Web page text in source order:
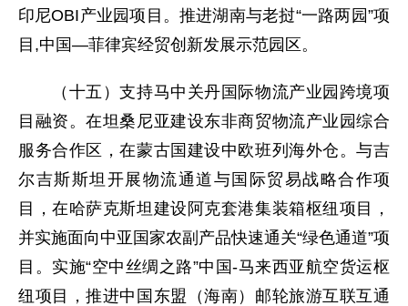
印尼OBI产业园项目。推进湖南与老挝“一路两园”项
目,中国—菲律宾经贸创新发展示范园区。
（十五）支持马中关丹国际物流产业园跨境项
目融资。在坦桑尼亚建设东非商贸物流产业园综合
服务合作区，在蒙古国建设中欧班列海外仓。与吉
尔吉斯斯坦开展物流通道与国际贸易战略合作项
目，在哈萨克斯坦建设阿克套港集装箱枢纽项目，
并实施面向中亚国家农副产品快速通关“绿色通道”项
目。实施“空中丝绸之路”中国-马来西亚航空货运枢
纽项目，推进中国东盟（海南）邮轮旅游互联互通